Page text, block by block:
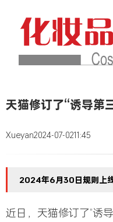
天猫修订了“诱导第
Xueyan2024-07-0211:45
2024年6月30日规则上
近日，天猫修订了“诱